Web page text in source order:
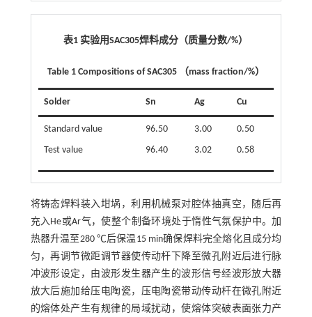
表1 实验用SAC305焊料成分（质量分数/%）
Table 1 Compositions of SAC305 （mass fraction/%）
Solder Sn Ag Cu
Standard value
Test value
96.50
96.40
3.00
3.02
0.50
0.58
将铸态焊料装入坩埚，利用机械泵对腔体抽真空，随后再
充入He或Ar气，使整个制备环境处于惰性气氛保护中。加
热器升温至280 ℃后保温15 min确保焊料完全熔化且成分均
匀，再调节微距调节器使传动杆下降至微孔附近后进行脉
冲波形设定，由波形发生器产生的波形信号经波形放大器
放大后施加给压电陶瓷，压电陶瓷带动传动杆在微孔附近
的熔体处产生有规律的局域扰动，使熔体突破表面张力产